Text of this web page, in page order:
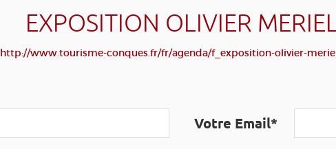
EXPOSITION OLIVIER
http://www.tourisme-conques.fr/fr/agenda/f_exposition-olivier-
Votre Email*